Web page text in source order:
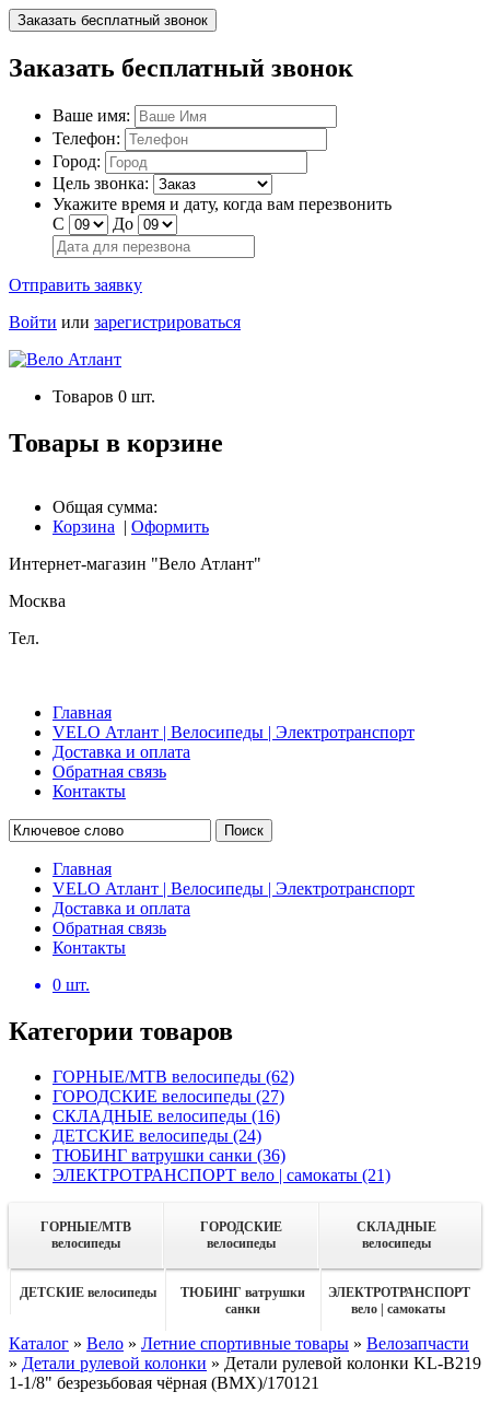
Заказать бесплатный звонок
Заказать бесплатный звонок
Ваше имя:
Телефон:
Город:
Цель звонка:
Укажите время и дату, когда вам перезвонить
С
До
Отправить заявку
Войти или зарегистрироваться
Товаров 0 шт.
Товары в корзине
Общая сумма:
Корзина | Оформить
Интернет-магазин "Вело Атлант"
Москва
Тел.
Главная
VELO Атлант | Велосипеды | Электротранспорт
Доставка и оплата
Обратная связь
Контакты
Поиск
Главная
VELO Атлант | Велосипеды | Электротранспорт
Доставка и оплата
Обратная связь
Контакты
0 шт.
Категории товаров
ГОРНЫЕ/MTB велосипеды (62)
ГОРОДСКИЕ велосипеды (27)
СКЛАДНЫЕ велосипеды (16)
ДЕТСКИЕ велосипеды (24)
ТЮБИНГ ватрушки санки (36)
ЭЛЕКТРОТРАНСПОРТ вело | самокаты (21)
ГОРНЫЕ/MTB
велосипеды
ГОРОДСКИЕ
велосипеды
СКЛАДНЫЕ
велосипеды
ДЕТСКИЕ велосипеды
ТЮБИНГ ватрушки
санки
ЭЛЕКТРОТРАНСПОРТ
вело | самокаты
Каталог » Вело » Летние спортивные товары » Велозапчасти
» Детали рулевой колонки » Детали рулевой колонки KL-B219
1-1/8" безрезьбовая чёрная (BMX)/170121